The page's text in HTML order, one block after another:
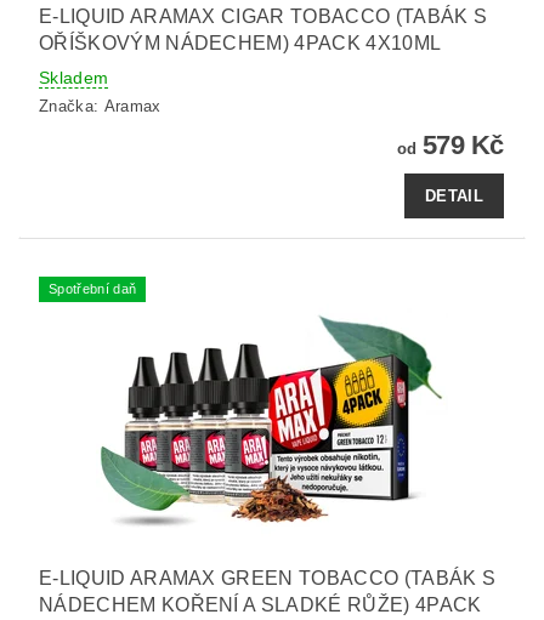
E-LIQUID ARAMAX CIGAR TOBACCO (TABÁK S
OŘÍŠKOVÝM NÁDECHEM) 4PACK 4X10ML
Skladem
Značka: Aramax
od 579 Kč
DETAIL
Spotřební daň
E-LIQUID ARAMAX GREEN TOBACCO (TABÁK S
NÁDECHEM KOŘENÍ A SLADKÉ RŮŽE) 4PACK